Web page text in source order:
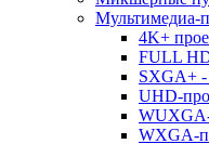
Мультимедиа-
4K+
FULL
SXGA+
UHD-
WXGA-